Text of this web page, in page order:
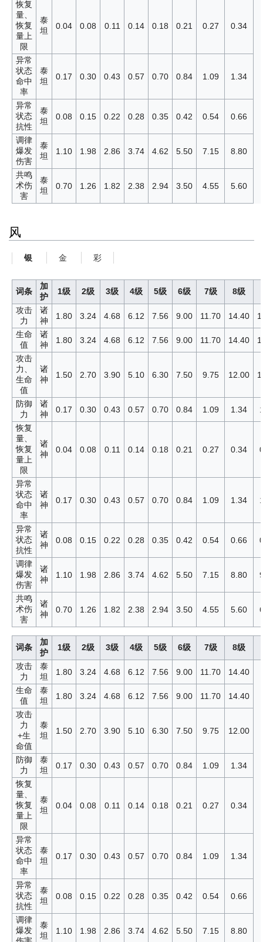
恢复
量、
恢复
量上
限
泰
坦
0.04 0.08 0.11 0.14 0.18 0.21 0.27 0.34
异常
状态
命中
率
泰
坦
0.17 0.30 0.43 0.57 0.70 0.84 1.09 1.34
异常
状态
抗性
泰
坦
0.08 0.15 0.22 0.28 0.35 0.42 0.54 0.66
调律
爆发
伤害
泰
坦
1.10 1.98 2.86 3.74 4.62 5.50 7.15 8.80
共鸣
术伤
害
泰
坦
0.70 1.26 1.82 2.38 2.94 3.50 4.55 5.60
风
银 金 彩
词条
加
护
1级 2级 3级 4级 5级 6级 7级 8级
攻击
力
诸
神
1.80 3.24 4.68 6.12 7.56 9.00 11.70 14.40
生命
值
诸
神
1.80 3.24 4.68 6.12 7.56 9.00 11.70 14.40
攻击
力、
生命
值
诸
神
1.50 2.70 3.90 5.10 6.30 7.50 9.75 12.00
防御
力
诸
神
0.17 0.30 0.43 0.57 0.70 0.84 1.09 1.34
恢复
量、
恢复
量上
限
诸
神
0.04 0.08 0.11 0.14 0.18 0.21 0.27 0.34
异常
状态
命中
率
诸
神
0.17 0.30 0.43 0.57 0.70 0.84 1.09 1.34
异常
状态
抗性
诸
神
0.08 0.15 0.22 0.28 0.35 0.42 0.54 0.66
调律
爆发
伤害
诸
神
1.10 1.98 2.86 3.74 4.62 5.50 7.15 8.80
共鸣
术伤
害
诸
神
0.70 1.26 1.82 2.38 2.94 3.50 4.55 5.60
词条
加
护
1级 2级 3级 4级 5级 6级 7级
8级
攻击
力
泰
坦
1.80 3.24 4.68 6.12 7.56 9.00 11.70
14.40
生命
值
泰
坦
1.80 3.24 4.68 6.12 7.56 9.00 11.70
14.40
攻击
力
+生
命值
泰
坦
1.50 2.70 3.90 5.10 6.30 7.50 9.75 12.00
防御
力
泰
坦
0.17 0.30 0.43 0.57 0.70 0.84 1.09
1.34
恢复
量、
恢复
量上
限
泰
坦
0.04 0.08 0.11 0.14 0.18 0.21 0.27 0.34
异常
状态
命中
率
泰
坦
0.17 0.30 0.43 0.57 0.70 0.84 1.09 1.34
异常
状态
抗性
泰
坦
0.08 0.15 0.22 0.28 0.35 0.42 0.54 0.66
调律
爆发
泰
坦
1.10 1.98 2.86 3.74 4.62 5.50 7.15 8.80